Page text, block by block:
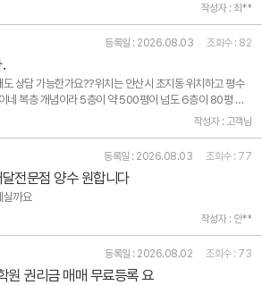
작성자 : 최**
등록일 : 2026.08.03 조회수 : 82
상담 가능한가요??위치는 안산시 초지동 위치하고 평수
네 복층 개념이라 5층이 약 500평이 넘도 6층이 80평 정
작성자 : 고객님
등록일 : 2026.08.03 조회수 : 77
전문점 양수 원합니다
실까요
작성자 : 안**
등록일 : 2026.08.02 조회수 : 73
원 권리금 매매 무료등록 요